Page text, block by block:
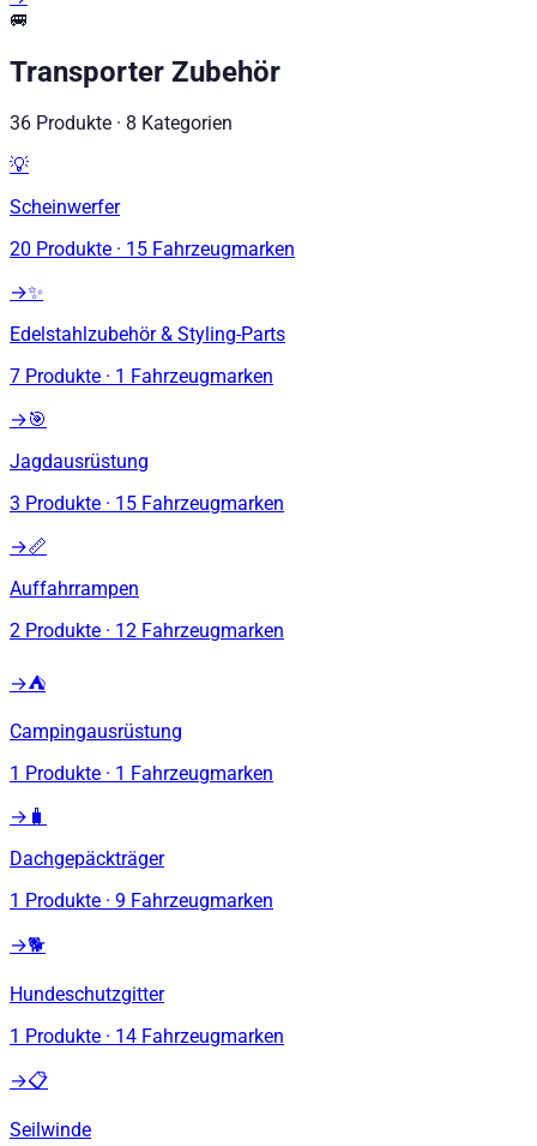
🚐
Transporter Zubehör
36 Produkte · 8 Kategorien
💡
Scheinwerfer
20 Produkte · 15 Fahrzeugmarken
→✨
Edelstahlzubehör & Styling-Parts
7 Produkte · 1 Fahrzeugmarken
→🎯
Jagdausrüstung
3 Produkte · 15 Fahrzeugmarken
→📏
Auffahrrampen
2 Produkte · 12 Fahrzeugmarken
→⛺
Campingausrüstung
1 Produkte · 1 Fahrzeugmarken
→ 🧳
Dachgepäckträger
1 Produkte · 9 Fahrzeugmarken
→🐕
Hundeschutzgitter
1 Produkte · 14 Fahrzeugmarken
→📋
Seilwinde